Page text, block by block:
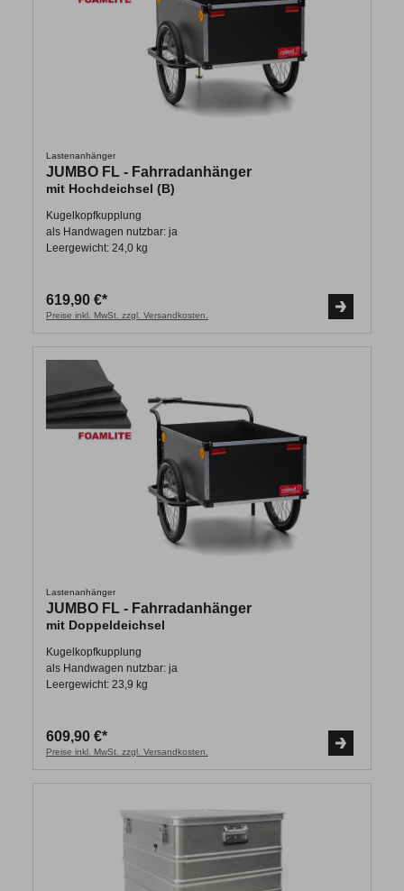
Lastenanhänger
JUMBO FL - Fahrradanhänger
mit Hochdeichsel (B)
Kugelkopfkupplung
als Handwagen nutzbar: ja
Leergewicht: 24,0 kg
619,90 €*
Preise inkl. MwSt. zzgl. Versandkosten.
Lastenanhänger
JUMBO FL - Fahrradanhänger
mit Doppeldeichsel
Kugelkopfkupplung
als Handwagen nutzbar: ja
Leergewicht: 23,9 kg
609,90 €*
Preise inkl. MwSt. zzgl. Versandkosten.